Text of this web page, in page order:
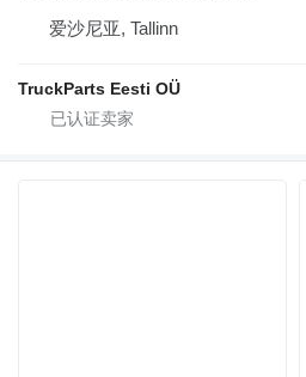
爱沙尼亚, Tallinn
TruckParts Eesti OÜ